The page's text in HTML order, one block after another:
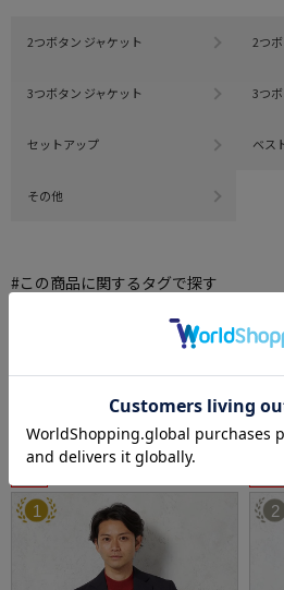
2つボタン ジャケット 2つ
3つボタン ジャケット 3つ
セットアップ ベス
その他
#この商品に関するタグで探す
※クリックするとタグに関連した商品が表示さ
ジャケット売れ筋
RANKING
1 2